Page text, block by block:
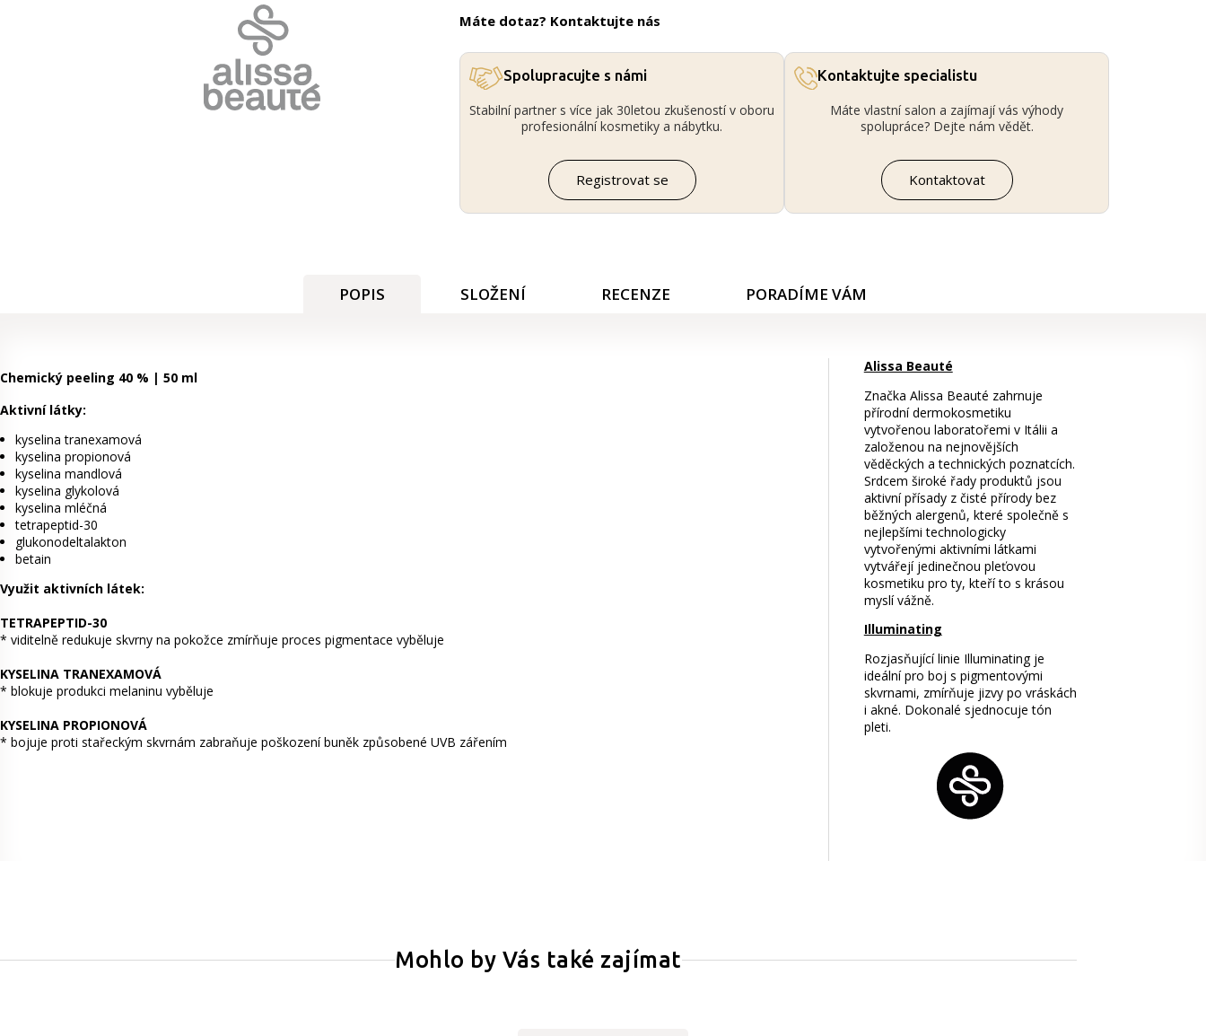
Máte dotaz? Kontaktujte nás
Spolupracujte s námi
Stabilní partner s více jak 30letou zkušeností v oboru
profesionální kosmetiky a nábytku.
Registrovat se
Kontaktujte specialistu
Máte vlastní salon a zajímají vás výhody
spolupráce? Dejte nám vědět.
Kontaktovat
POPIS SLOŽENÍ RECENZE PORADÍME VÁM
Chemický peeling 40 % | 50 ml
Aktivní látky:
kyselina tranexamová
kyselina propionová
kyselina mandlová
kyselina glykolová
kyselina mléčná
tetrapeptid-30
glukonodeltalakton
betain
Využit aktivních látek:
TETRAPEPTID-30
* viditelně redukuje skvrny na pokožce zmírňuje proces pigmentace vyběluje
KYSELINA TRANEXAMOVÁ
* blokuje produkci melaninu vyběluje
KYSELINA PROPIONOVÁ
* bojuje proti stařeckým skvrnám zabraňuje poškození buněk způsobené UVB zářením
Alissa Beauté
Značka Alissa Beauté zahrnuje
přírodní dermokosmetiku
vytvořenou laboratořemi v Itálii a
založenou na nejnovějších
věděckých a technických poznatcích.
Srdcem široké řady produktů jsou
aktivní přísady z čisté přírody bez
běžných alergenů, které společně s
nejlepšími technologicky
vytvořenými aktivními látkami
vytvářejí jedinečnou pleťovou
kosmetiku pro ty, kteří to s krásou
myslí vážně.
Illuminating
Rozjasňující linie Illuminating je
ideální pro boj s pigmentovými
skvrnami, zmírňuje jizvy po vráskách
i akné. Dokonalé sjednocuje tón
pleti.
Mohlo by Vás také zajímat